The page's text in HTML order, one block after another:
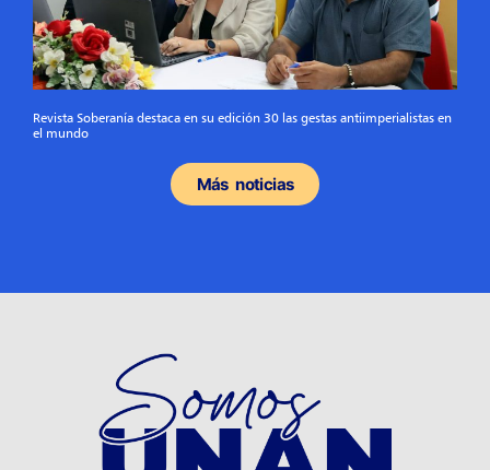
Revista Soberanía destaca en su edición 30 las gestas antiimperialistas en
el mundo
Más noticias